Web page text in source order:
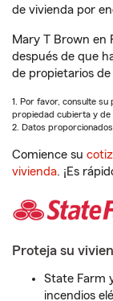
de vivienda por
Mary T Brown en
después de que
de propietarios de
1. Por favor, consulte
propiedad cubierta y de
2. Datos
Comience su
vivienda. ¡Es
Proteja su
State Farm
incendios